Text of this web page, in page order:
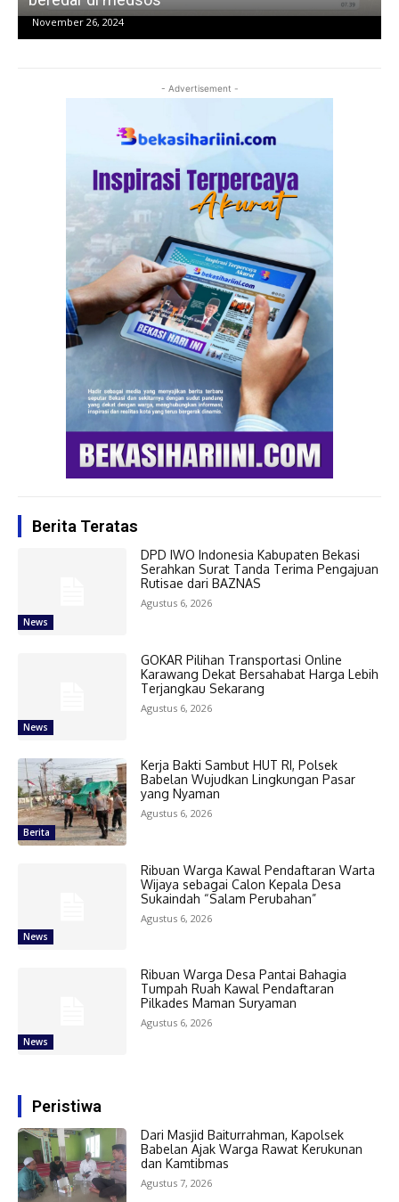
November 26, 2024
- Advertisement -
Berita Teratas
News
DPD IWO Indonesia Kabupaten Bekasi
Serahkan Surat Tanda Terima Pengajuan
Rutisae dari BAZNAS
Agustus 6, 2026
News
GOKAR Pilihan Transportasi Online
Karawang Dekat Bersahabat Harga Lebih
Terjangkau Sekarang
Agustus 6, 2026
Berita
Kerja Bakti Sambut HUT RI, Polsek
Babelan Wujudkan Lingkungan Pasar
yang Nyaman
Agustus 6, 2026
News
Ribuan Warga Kawal Pendaftaran Warta
Wijaya sebagai Calon Kepala Desa
Sukaindah “Salam Perubahan”
Agustus 6, 2026
News
Ribuan Warga Desa Pantai Bahagia
Tumpah Ruah Kawal Pendaftaran
Pilkades Maman Suryaman
Agustus 6, 2026
Peristiwa
Dari Masjid Baiturrahman, Kapolsek
Babelan Ajak Warga Rawat Kerukunan
dan Kamtibmas
Agustus 7, 2026